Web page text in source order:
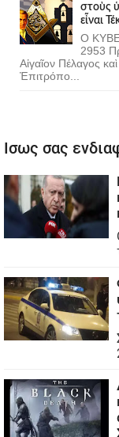
στοὺς
εἶναι
Ο
2953
Αἰγαῖον Πέλαγος
Ἐπιτρόπο...